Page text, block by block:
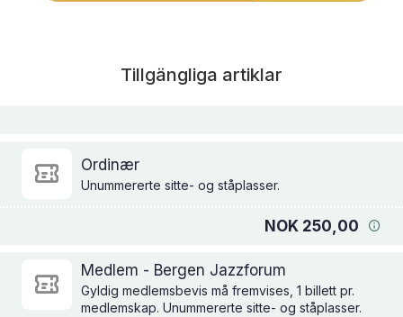
Tillgängliga artiklar
Ordinær
Unummererte sitte- og ståplasser.
NOK 250,00
Medlem - Bergen Jazzforum
Gyldig medlemsbevis må fremvises, 1 billett pr.
medlemskap. Unummererte sitte- og ståplasser.